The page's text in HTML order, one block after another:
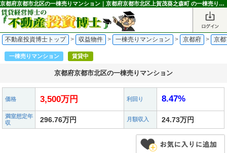
京都府京都市北区の一棟売りマンション｜京都府京都市北区上賀茂葵之森町 の一棟売りマンション 3,500万円 北山駅｜不動産投資博士
不動産投資博士トップ > 収益物件 > 一棟売りマンション > 京都府 > 京
一棟売りマンション 賃貸中
京都府京都市北区の一棟売りマンション
価格 3,500万円 利回り 8.47%
満室想定年
収
296.76万円 月額収入 24.73万円